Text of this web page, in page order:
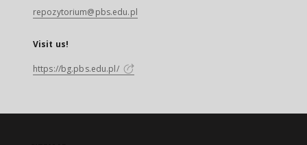
repozytorium@pbs.edu.pl
Visit us!
https://bg.pbs.edu.pl/